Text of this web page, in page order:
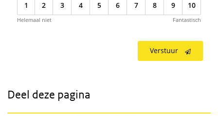
1 2 3 4 5 6 7 8 9 10
Helemaal niet Fantastisch
Verstuur
Deel deze pagina